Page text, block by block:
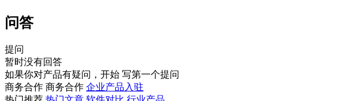
问答
提问
暂时没有回答
如果你对产品有疑问，开始 写第一个提问
商务合作 商务合作 企业产品入驻